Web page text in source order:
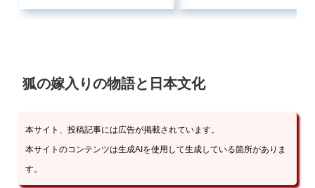
今も響くのか
狐の嫁入りの物語と日本文化
本サイト、投稿記事には広告が掲載されています。
本サイトのコンテンツは生成AIを使用して生成している箇所がありま
す。